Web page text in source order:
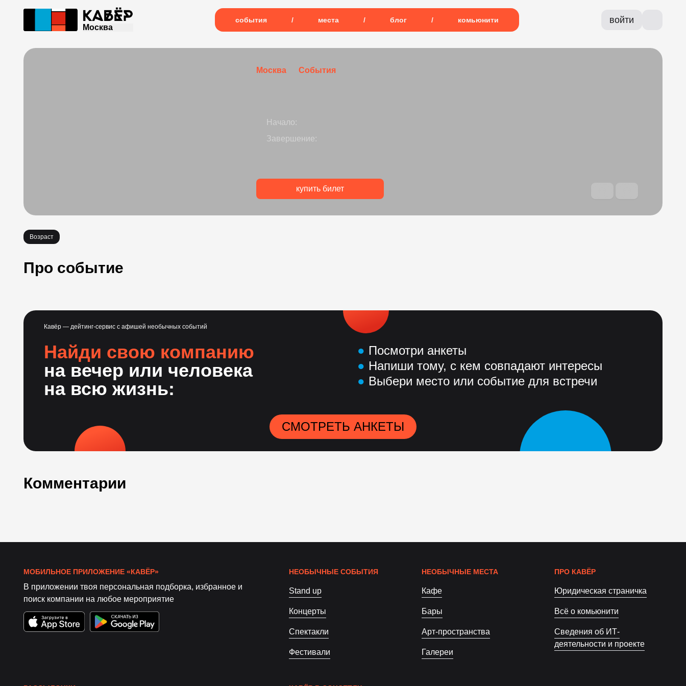
Москва
события / места / блог / комьюнити войти
Москва События
купить билет
Начало:
Завершение:
Возраст
Про событие
Кавёр — дейтинг-сервис с афишей необычных событий
Найди свою компанию
на вечер или человека
на всю жизнь:
● Посмотри анкеты
● Напиши тому, с кем совпадают интересы
● Выбери место или событие для встречи
СМОТРЕТЬ АНКЕТЫ
Комментарии
МОБИЛЬНОЕ ПРИЛОЖЕНИЕ «КАВЁР»
В приложении твоя персональная подборка, избранное и
поиск компании на любое мероприятие
НЕОБЫЧНЫЕ СОБЫТИЯ
Stand up
Концерты
Спектакли
Фестивали
НЕОБЫЧНЫЕ МЕСТА
Кафе
Бары
Арт-пространства
Галереи
ПРО КАВЁР
Юридическая страничка
Всё о комьюнити
Сведения об ИТ-
деятельности и проекте